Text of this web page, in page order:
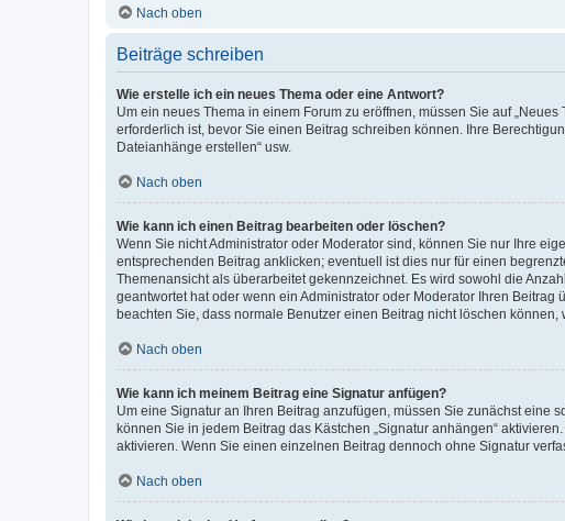
Nach oben
Beiträge schreiben
Wie erstelle ich ein neues Thema oder eine Antwort?
Um ein neues Thema in einem Forum zu eröffnen, müssen Sie auf
erforderlich ist, bevor Sie einen Beitrag schreiben können. Ihre
Dateianhänge erstellen“ usw.
Nach oben
Wie kann ich einen Beitrag bearbeiten oder löschen?
Wenn Sie nicht Administrator oder Moderator sind, können Sie nur Ihre
entsprechenden Beitrag anklicken; eventuell ist dies nur für einen
Themenansicht als überarbeitet gekennzeichnet. Es wird sowohl die
geantwortet hat oder wenn ein Administrator oder Moderator Ihren
beachten Sie, dass normale Benutzer einen Beitrag nicht löschen können,
Nach oben
Wie kann ich meinem Beitrag eine Signatur anfügen?
Um eine Signatur an Ihren Beitrag anzufügen, müssen Sie zunächst eine
können Sie in jedem Beitrag das Kästchen „Signatur anhängen“
aktivieren. Wenn Sie einen einzelnen Beitrag dennoch ohne Signatur
Nach oben